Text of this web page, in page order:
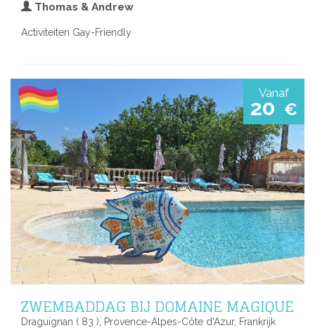
Thomas & Andrew
Activiteiten Gay-Friendly
Vanaf
20 €
ZWEMBADDAG BIJ DOMAINE MAGIQUE
Draguignan ( 83 ), Provence-Alpes-Côte d'Azur, Frankrijk